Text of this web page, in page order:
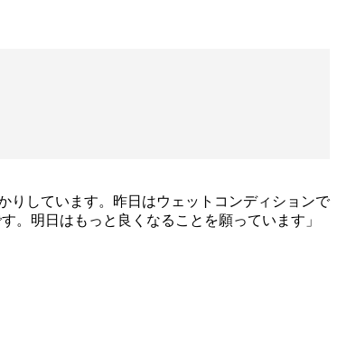
りしています。昨日はウェットコンディションで
。明日はもっと良くなることを願っています」